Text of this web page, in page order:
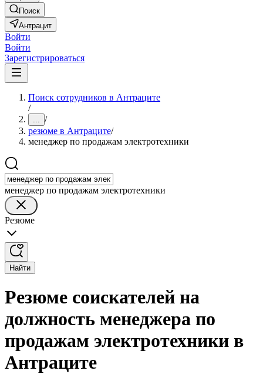
Поиск
Антрацит
Войти
Войти
Зарегистрироваться
Поиск сотрудников в Антраците
/
... /
резюме в Антраците/
менеджер по продажам электротехники
менеджер по продажам электротехники
Резюме
Найти
Резюме соискателей на
должность менеджера по
продажам электротехники в
Антраците